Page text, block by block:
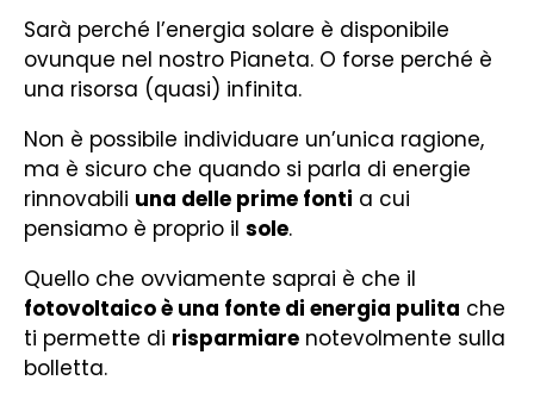
Sarà perché l’energia solare è disponibile
ovunque nel nostro Pianeta. O forse perché è
una risorsa (quasi) infinita.
Non è possibile individuare un’unica ragione,
ma è sicuro che quando si parla di energie
rinnovabili una delle prime fonti a cui
pensiamo è proprio il sole.
Quello che ovviamente saprai è che il
fotovoltaico è una fonte di energia pulita che
ti permette di risparmiare notevolmente sulla
bolletta.